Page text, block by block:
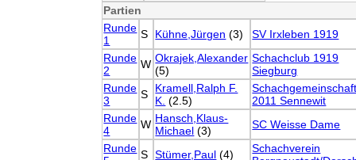
Partien
Runde
1
S Kühne,Jürgen (3)
SV Irxleben 1919
Runde
2
W Okrajek,Alexander
(5)
Schachclub 1919
Siegburg
Runde
3
S
Kramell,Ralph F.
K. (2.5)
2011 Sennewit
Runde
4
W Hansch,Klaus-
Michael (3)
SC Weisse Dame
Runde S Stümer,Paul (4)
Schachverein